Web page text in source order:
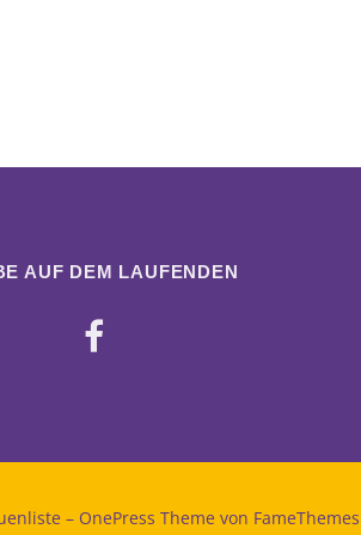
AUF DEM LAUFENDEN
– OnePress Theme von FameThemes